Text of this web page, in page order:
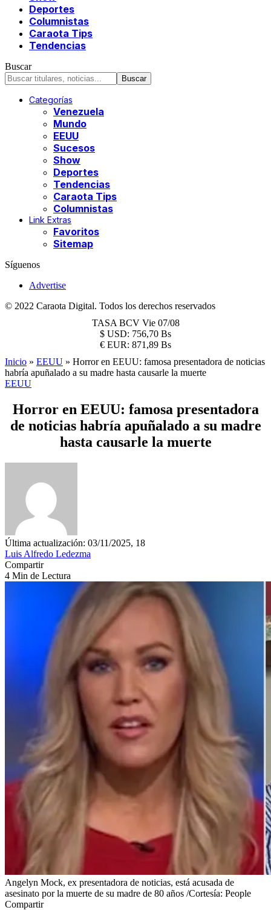
Deportes
Columnistas
Caraota Tips
Tendencias
Buscar
Categorías
Venezuela
Mundo
EEUU
Sucesos
Show
Deportes
Tendencias
Caraota Tips
Columnistas
Link Extras
Favoritos
Sitemap
Síguenos
Advertise
© 2022 Caraota Digital. Todos los derechos reservados
TASA BCV Vie 07/08
$ USD: 756,70 Bs
€ EUR: 871,89 Bs
Inicio » EEUU » Horror en EEUU: famosa presentadora de noticias
habría apuñalado a su madre hasta causarle la muerte
EEUU
Horror en EEUU: famosa presentadora
de noticias habría apuñalado a su madre
hasta causarle la muerte
Última actualización: 03/11/2025, 18
Luis Alfredo Ledezma
Compartir
4 Min de Lectura
Angelyn Mock, ex presentadora de noticias, está acusada de
asesinato por la muerte de su madre de 80 años /Cortesía: People
Compartir